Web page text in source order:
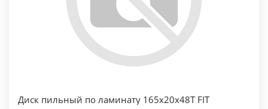
Диск пильный по ламинату 165х20х48Т FIT